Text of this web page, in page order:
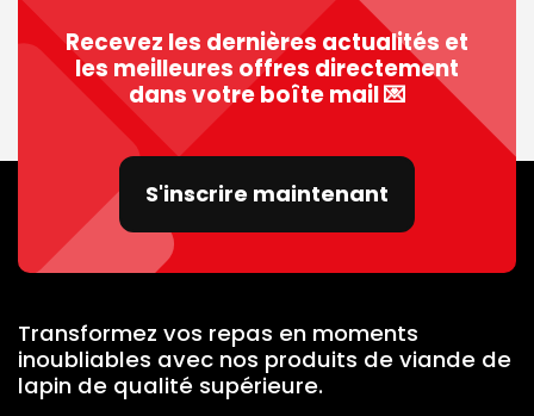
Recevez les dernières actualités et
les meilleures offres directement
dans votre boîte mail 💌
S'inscrire maintenant
Transformez vos repas en moments
inoubliables avec nos produits de viande de
lapin de qualité supérieure.